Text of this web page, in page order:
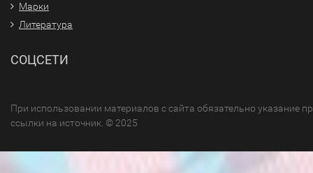
Марки
Литература
СОЦСЕТИ
При использовании материалов с сайта обязательно указание
ссылки на источник. © 2025